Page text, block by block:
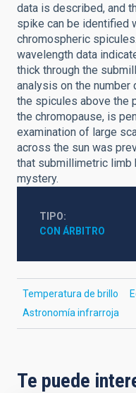
data is described, and
spike can be identified
chromospheric
wavelength data
thick through the
analysis on the
the spicules above the
the chromopause, is
examination of large
across the sun was
that submillimetric limb
mystery.
TIPO
CON ÁRBITRO
Temperatura de brillo
Astronomía infrarroja
Te puede